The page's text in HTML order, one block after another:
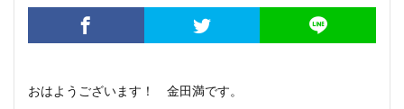
おはようございます！ 金田満です。